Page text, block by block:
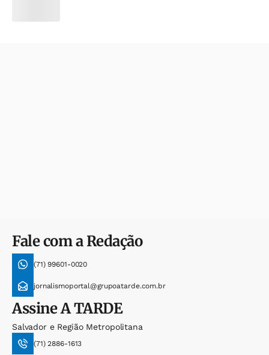
Fale com a Redação
(71) 99601-0020
jornalismoportal@grupoatarde.com.br
AssineA TARDE
Salvador e Região Metropolitana
(71) 2886-1613